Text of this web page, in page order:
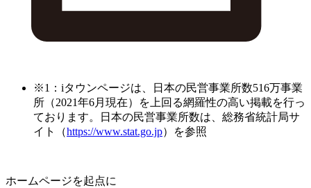
※1：iタウンページは、日本の民営事業所数516万事業
所（2021年6月現在）を上回る網羅性の高い掲載を行っ
ております。日本の民営事業所数は、総務省統計局サ
イト（https://www.stat.go.jp）を参照
ホームページを起点に